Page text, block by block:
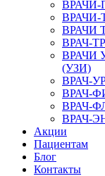
ВРАЧИ
ВРАЧ-
ВРАЧИ
(УЗИ)
ВРАЧ-
ВРАЧ-
ВРАЧ-
ВРАЧ-
Акции
Пациентам
Блог
Контакты